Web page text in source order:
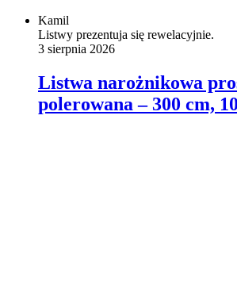
Kamil
Listwy prezentuja się rewelacyjnie.
3 sierpnia 2026
Listwa narożnikowa
polerowana – 300 cm,